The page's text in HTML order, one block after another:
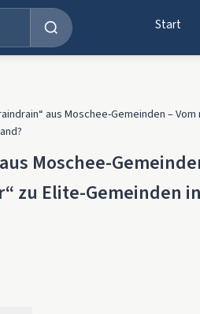
Start
aus Moschee-Gemeinden –
Moschee-
zu Elite-Gemeinden